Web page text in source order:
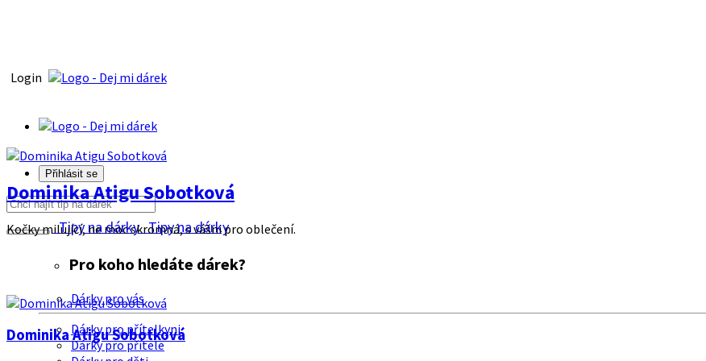
Login
Přihlásit se
Tipy na dárkyTipy na dárky
Pro koho hledáte dárek?
Dárky pro vás
Dárky pro přítelkyni
Dárky pro přítele
Dominika Atigu Sobotková
Kočky milující, ne moc skromná, s vášni pro oblečení.
Dominika Atigu Sobotková